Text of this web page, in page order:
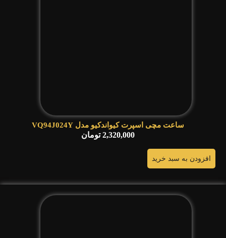
ساعت مچی اسپرت کیواندکیو مدل VQ94J024Y
2,320,000 تومان
افزودن به سبد خرید